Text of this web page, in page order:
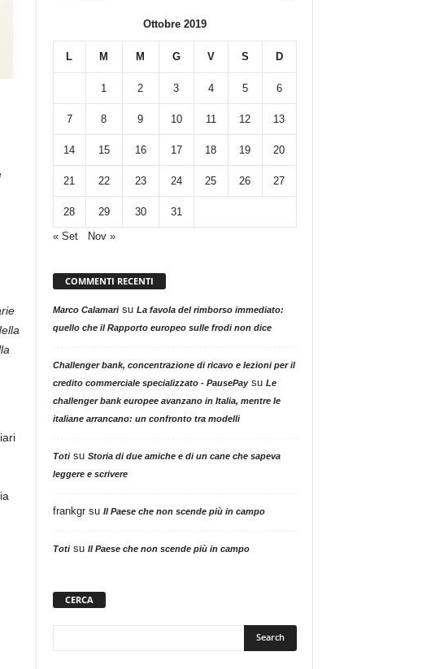
Ottobre 2019
L M M G V S D
1 2 3 4 5 6
7 8 9 10 11 12 13
14 15 16 17 18 19 20
21 22 23 24 25 26 27
28 29 30
31
« Set
Nov »
COMMENTI RECENTI
Marco Calamarisu La favola del rimborso immediato:
quello che il Rapporto europeo sulle frodi non dice
Challenger bank, concentrazione di ricavo e lezioni per il
credito commerciale specializzato - PausePaysu Le
challenger bank europee avanzano in Italia, mentre le
italiane arrancano: un confronto tra modelli
Totisu Storia di due amiche e di un cane che sapeva
leggere e scrivere
frankgrsu Il Paese che non scende più in campo
Totisu Il Paese che non scende più in campo
CERCA